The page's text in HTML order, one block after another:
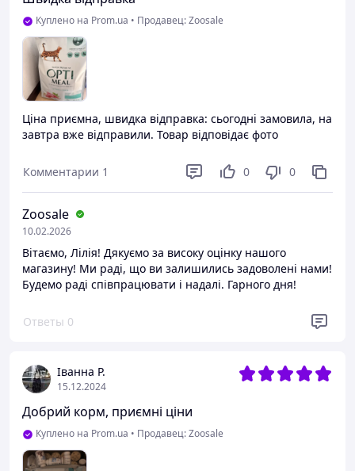
Куплено на Prom.ua • Продавец: Zoosale
Ціна приємна, швидка відправка: сьогодні замовила, на
завтра вже відправили. Товар відповідає фото
Комментарии 1 0 0
Zoosale
10.02.2026
Вітаємо, Лілія! Дякуємо за високу оцінку нашого
магазину! Ми раді, що ви залишились задоволені нами!
Будемо раді співпрацювати і надалі. Гарного дня!
Ответы 0
Іванна Р.
15.12.2024
Добрий корм, приємні ціни
Куплено на Prom.ua • Продавец: Zoosale